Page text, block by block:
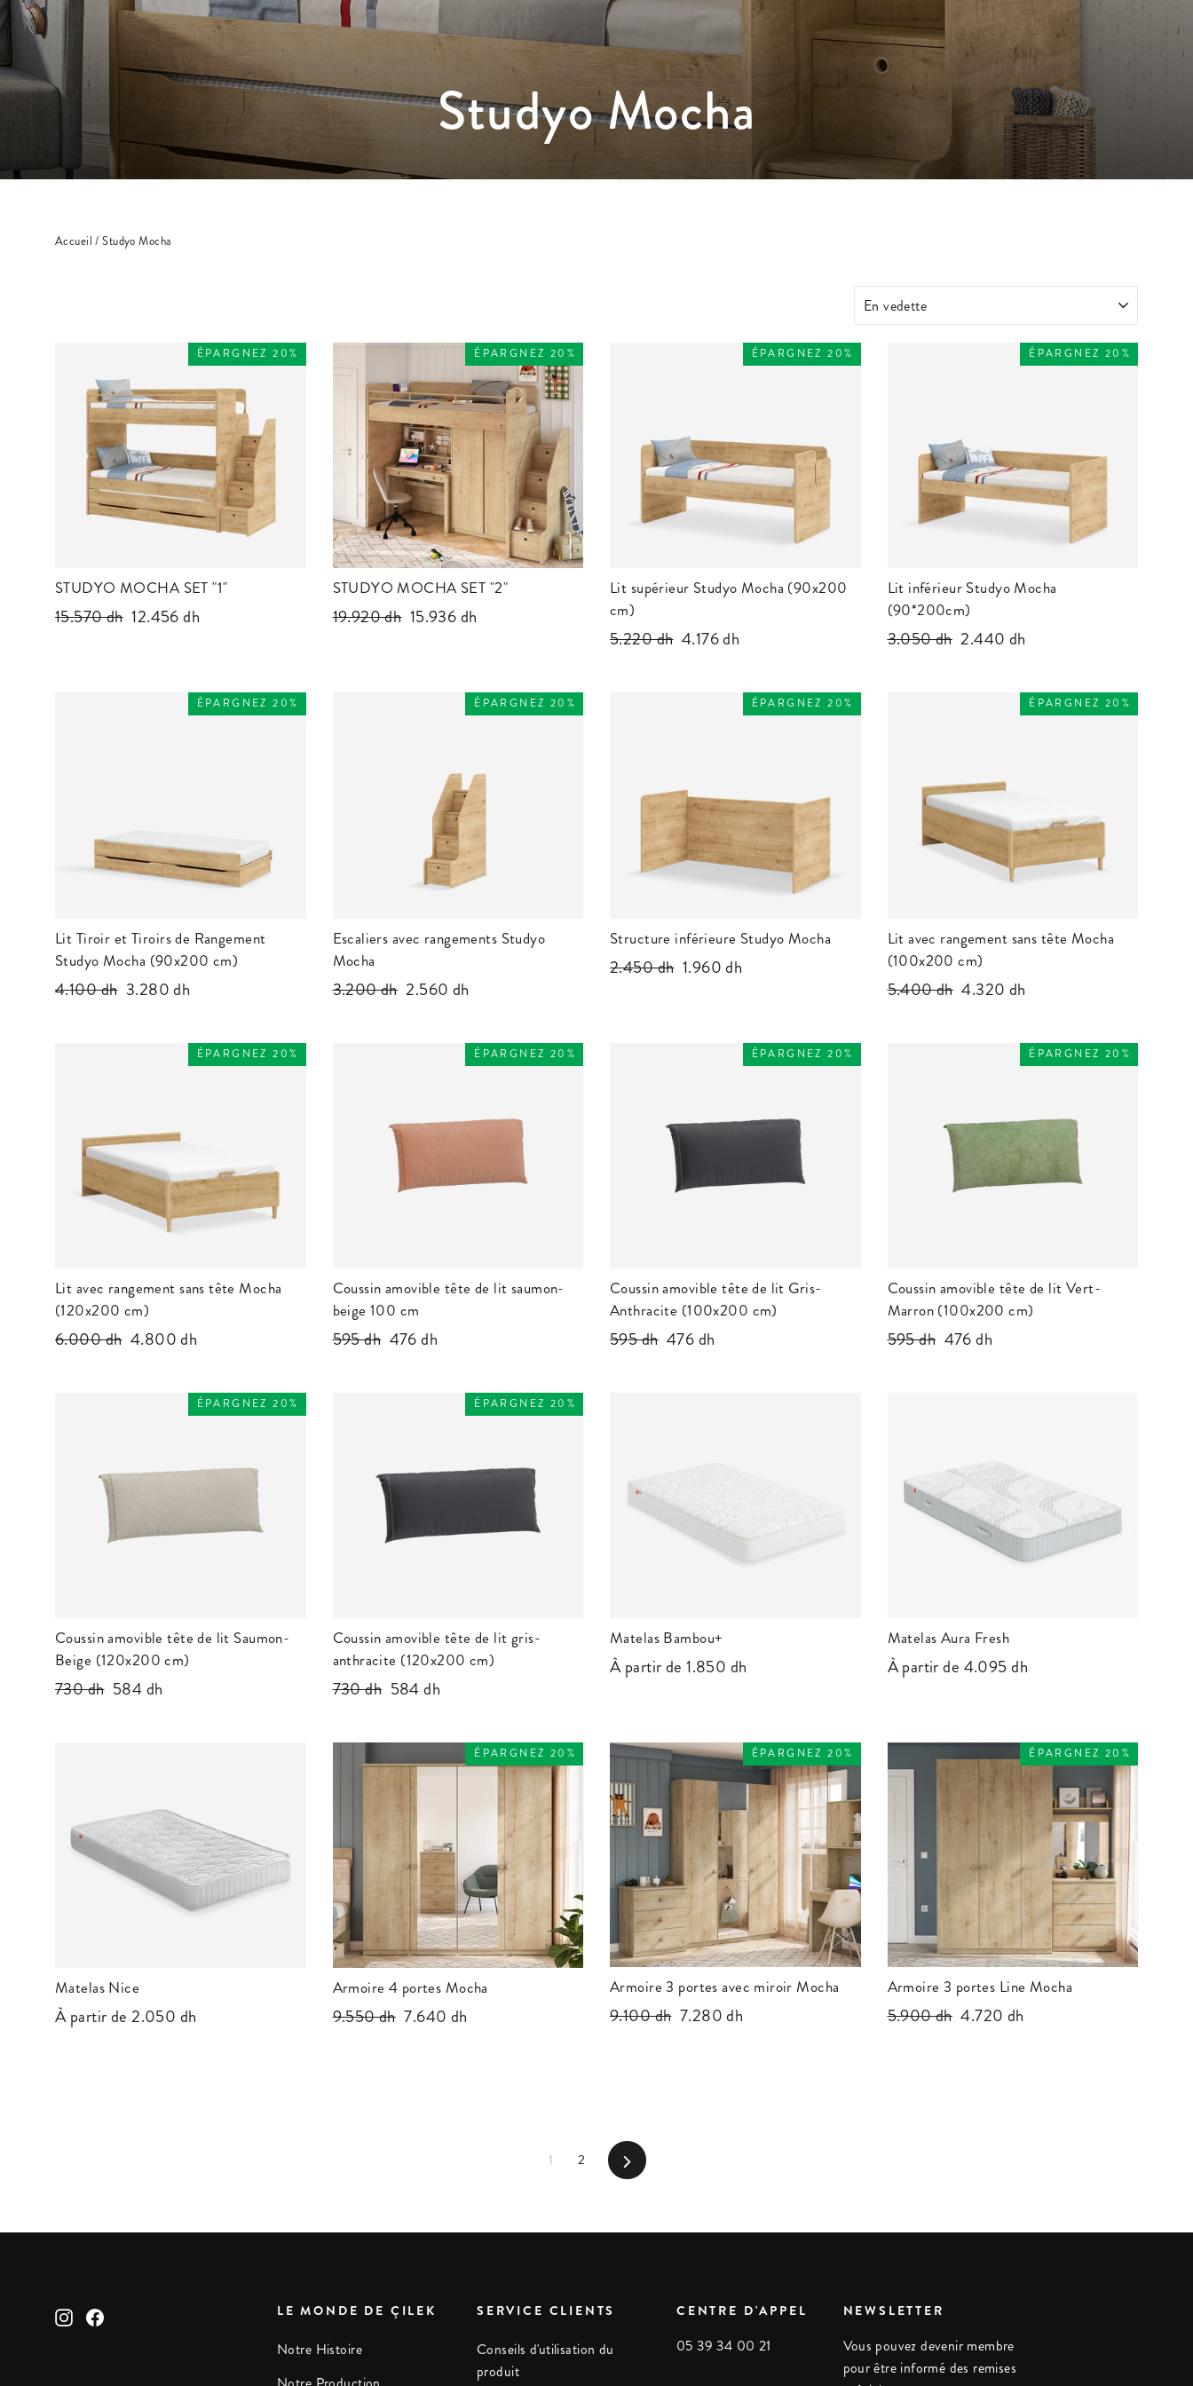
Studyo Mocha
Accueil / Studyo Mocha
ÉPARGNEZ 20%
STUDYO MOCHA SET "1"
Prix
15.570 dh Prix
12.456 dh
ÉPARGNEZ 20%
STUDYO MOCHA SET "2"
Prix
19.920 dh Prix
15.936 dh
ÉPARGNEZ 20%
Lit supérieur Studyo Mocha (90x200
cm)
Prix
5.220 dh Prix
4.176 dh
ÉPARGNEZ 20%
Lit inférieur Studyo Mocha
(90*200cm)
Prix
3.050 dh Prix
2.440 dh
ÉPARGNEZ 20%
Lit Tiroir et Tiroirs de Rangement
Studyo Mocha (90x200 cm)
Prix
4.100 dh Prix
3.280 dh
ÉPARGNEZ 20%
Escaliers avec rangements Studyo
Mocha
Prix
3.200 dh Prix
2.560 dh
ÉPARGNEZ 20%
Structure inférieure Studyo Mocha
Prix
2.450 dh Prix
1.960 dh
ÉPARGNEZ 20%
Lit avec rangement sans tête Mocha
(100x200 cm)
Prix
5.400 dh Prix
4.320 dh
ÉPARGNEZ 20%
Lit avec rangement sans tête Mocha
(120x200 cm)
Prix
6.000 dh Prix
4.800 dh
ÉPARGNEZ 20%
Coussin amovible tête de lit saumon-
beige 100 cm
Prix
595 dh Prix
476 dh
ÉPARGNEZ 20%
Coussin amovible tête de lit Gris-
Anthracite (100x200 cm)
Prix
595 dh Prix
476 dh
ÉPARGNEZ 20%
Coussin amovible tête de lit Vert-
Marron (100x200 cm)
Prix
595 dh Prix
476 dh
ÉPARGNEZ 20%
Coussin amovible tête de lit Saumon-
Beige (120x200 cm)
Prix
730 dh Prix
584 dh
ÉPARGNEZ 20%
Coussin amovible tête de lit gris-
anthracite (120x200 cm)
Prix
730 dh Prix
584 dh
Matelas Bambou+
À partir de 1.850 dh
Matelas Aura Fresh
À partir de 4.095 dh
Matelas Nice
À partir de 2.050 dh
ÉPARGNEZ 20%
Armoire 4 portes Mocha
Prix
9.550 dh Prix
7.640 dh
ÉPARGNEZ 20%
Armoire 3 portes avec miroir Mocha
Prix
9.100 dh Prix
7.280 dh
ÉPARGNEZ 20%
Armoire 3 portes Line Mocha
Prix
5.900 dh Prix
4.720 dh
1 2 Suivant
Instagram LE MONDE DE ÇILEK
Notre Histoire
SERVICE CLIENTS
Conseils d'utilisation du
produit
CENTRE D'APPEL
05 39 34 00 21
NEWSLETTER
Vous pouvez devenir membre
pour être informé des remises